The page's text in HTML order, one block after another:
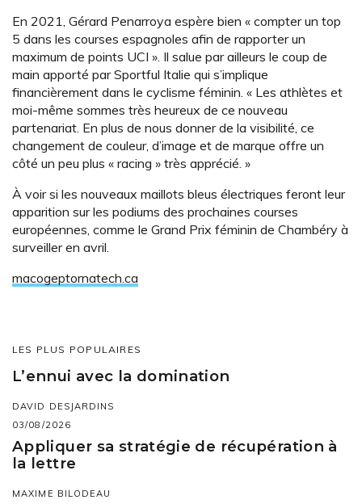
En 2021, Gérard Penarroya espère bien « compter un top
5 dans les courses espagnoles afin de rapporter un
maximum de points UCI ». Il salue par ailleurs le coup de
main apporté par Sportful Italie qui s’implique
financièrement dans le cyclisme féminin. « Les athlètes et
moi-même sommes très heureux de ce nouveau
partenariat. En plus de nous donner de la visibilité, ce
changement de couleur, d’image et de marque offre un
côté un peu plus « racing » très apprécié. »
À voir si les nouveaux maillots bleus électriques feront leur
apparition sur les podiums des prochaines courses
européennes, comme le Grand Prix féminin de Chambéry à
surveiller en avril.
macogeptornatech.ca
LES PLUS POPULAIRES
L’ennui avec la domination
DAVID DESJARDINS
03/08/2026
Appliquer sa stratégie de récupération à
la lettre
MAXIME BILODEAU